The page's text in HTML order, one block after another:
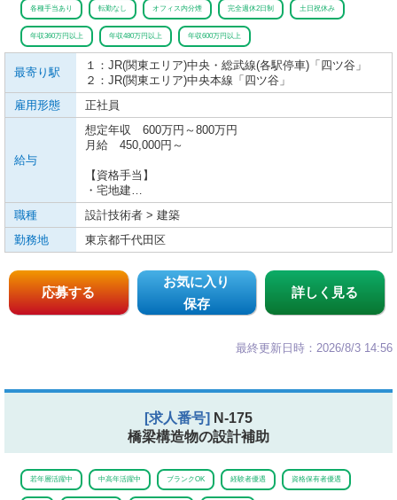
各種手当あり 転勤なし オフィス内分煙 完全週休2日制 土日祝休み
年収360万円以上 年収480万円以上 年収600万円以上
最寄り駅
１：JR(関東エリア)中央・総武線(各駅停車) 「四ツ谷」
２：JR(関東エリア)中央本線 「四ツ谷」
雇用形態
正社員
給与
想定年収 600万円～800万円
月給 450,000円～
【資格手当】
・宅地建…
職種
設計技術者 > 建築
勤務地
東京都千代田区
応募する
お気に入り
保存
詳しく見る
最終更新日時：2026/8/3 14:56
[求人番号] N-175
橋梁構造物の設計補助
若年層活躍中 中高年活躍中 ブランクOK 経験者優遇 資格保有者優遇